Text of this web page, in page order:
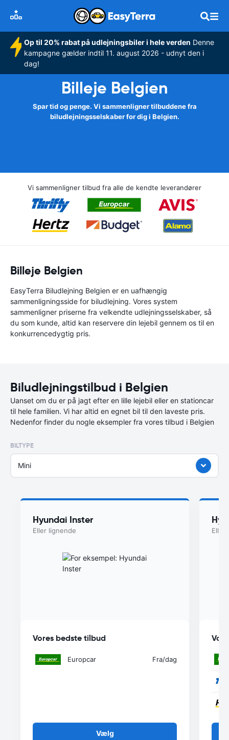
Op til 20% rabat på udlejningsbiler i hele verden Denne
kampagne gælder indtil 11. august 2026 - udnyt den i
dag!
Billeje Belgien
Spar tid og penge. Vi sammenligner tilbuddene fra
biludlejningsselskaber for dig i Belgien.
Vi sammenligner tilbud fra alle de kendte leverandører
Billeje Belgien
EasyTerra Biludlejning Belgien er en uafhængig
sammenligningsside for biludlejning. Vores system
sammenligner priserne fra velkendte udlejningsselskaber, så
du som kunde, altid kan reservere din lejebil gennem os til en
konkurrencedygtig pris.
Biludlejningstilbud i Belgien
Uanset om du er på jagt efter en lille lejebil eller en stationcar
til hele familien. Vi har altid en egnet bil til den laveste pris.
Nedenfor finder du nogle eksempler fra vores tilbud i Belgien
BILTYPE
Mini
Hyundai Inster
Eller lignende
Vores bedste tilbud
Europcar Fra/dag
Vælg
Eller